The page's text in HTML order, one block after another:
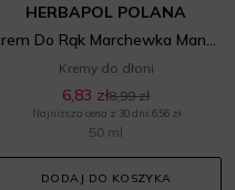
HERBAPOL POLANA
Krem Do Rąk Marchewka Mango
Kremy do dłoni
6,83 zł8,99 zł
Najniższa cena z 30 dni: 6,56 zł
50 ml
DODAJ DO KOSZYKA